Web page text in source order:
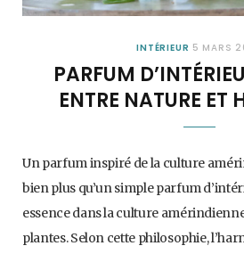
INTÉRIEUR 5 MARS
PARFUM
ENTRE NATURE ET
Un parfum inspiré de la culture
bien plus qu’un simple parfum
essence dans la culture
plantes. Selon cette philosophie,